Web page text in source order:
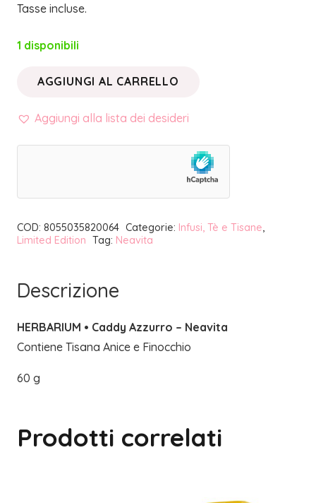
Tasse incluse.
1 disponibili
AZZURRO
AGGIUNGI AL CARRELLO
Aggiungi alla lista dei desideri
COD: 8055035820064 Categorie: Infusi, Tè e Tisane,
Limited Edition Tag: Neavita
Descrizione
HERBARIUM • Caddy Azzurro – Neavita
Contiene Tisana Anice e Finocchio
60 g
Prodotti correlati